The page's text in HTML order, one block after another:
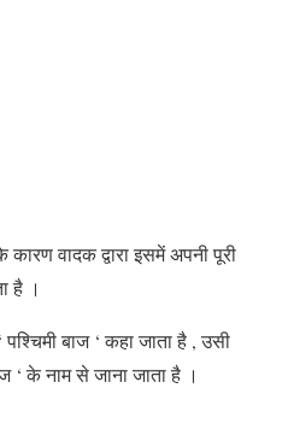
वादक द्वारा इसमें अपनी पूरी
है ।
बाज ‘ कहा जाता है , उसी
‘ के नाम से जाना जाता है ।